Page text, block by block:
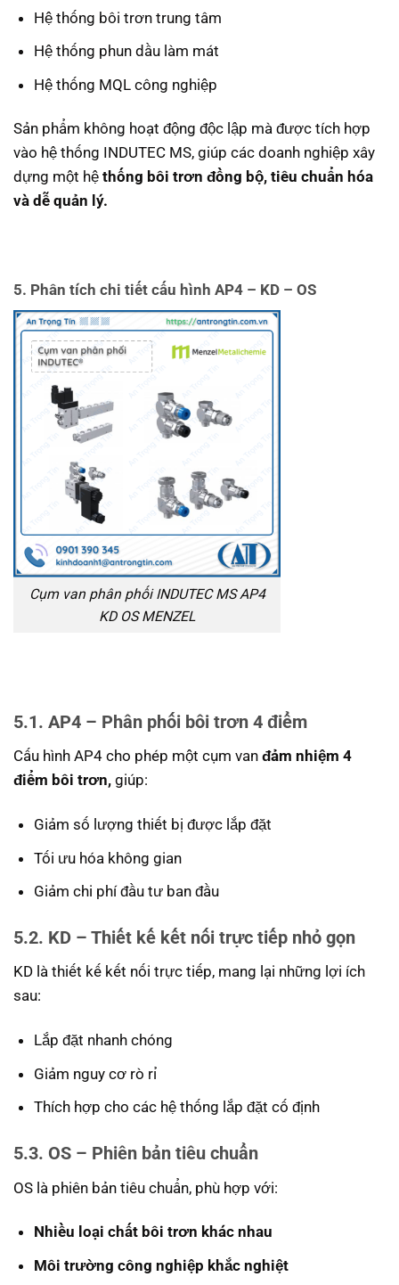
Hệ thống bôi trơn trung tâm
Hệ thống phun dầu làm mát
Hệ thống MQL công nghiệp
Sản phẩm không hoạt động độc lập mà được tích hợp
vào hệ thống INDUTEC MS, giúp các doanh nghiệp xây
dựng một hệ thống bôi trơn đồng bộ, tiêu chuẩn hóa
và dễ quản lý.
5. Phân tích chi tiết cấu hình AP4 – KD – OS
Cụm van phân phối INDUTEC MS AP4
KD OS MENZEL
5.1. AP4 – Phân phối bôi trơn 4 điểm
Cấu hình AP4 cho phép một cụm van đảm nhiệm 4
điểm bôi trơn, giúp:
Giảm số lượng thiết bị được lắp đặt
Tối ưu hóa không gian
Giảm chi phí đầu tư ban đầu
5.2. KD – Thiết kế kết nối trực tiếp nhỏ gọn
KD là thiết kế kết nối trực tiếp, mang lại những lợi ích
sau:
Lắp đặt nhanh chóng
Giảm nguy cơ rò rỉ
Thích hợp cho các hệ thống lắp đặt cố định
5.3. OS – Phiên bản tiêu chuẩn
OS là phiên bản tiêu chuẩn, phù hợp với:
Nhiều loại chất bôi trơn khác nhau
Môi trường công nghiệp khắc nghiệt